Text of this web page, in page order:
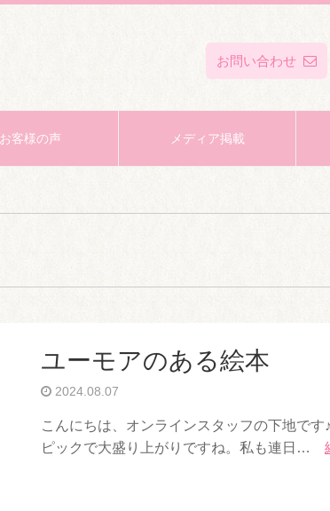
お問い合わせ
お客様の声 メディア掲載
ユーモアのある絵本
2024.08.07
こんにちは、オンラインスタッフの下地です
ピックで大盛り上がりですね。私も連日…